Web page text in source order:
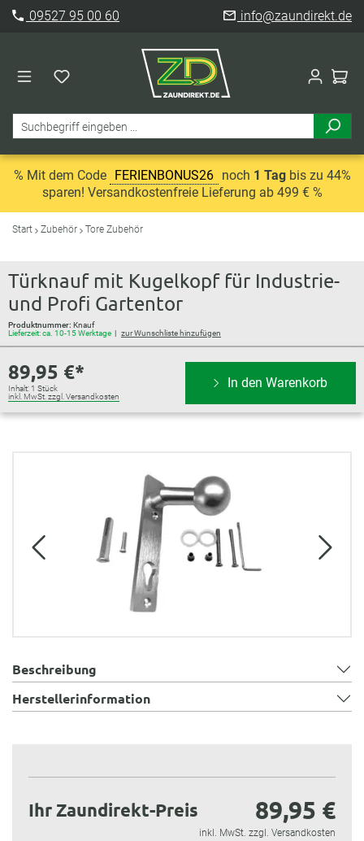
09527 95 00 60 info@zaundirekt.de
% Mit dem Code FERIENBONUS26 noch 1 Tagbis zu 44%
sparen! Versandkostenfreie Lieferung ab 499 € %
Start Zubehör Tore Zubehör
Türknauf mit Kugelkopf für Industrie-
und Profi Gartentor
Produktnummer: Knauf
Lieferzeit: ca. 10-15 Werktage
zur Wunschliste hinzufügen
89,95 €*
Inhalt: 1 Stück
inkl. MwSt. zzgl. Versandkosten
In den Warenkorb
Beschreibung
Herstellerinformation
Ihr Zaundirekt-Preis 89,95 €
inkl. MwSt. zzgl. Versandkosten